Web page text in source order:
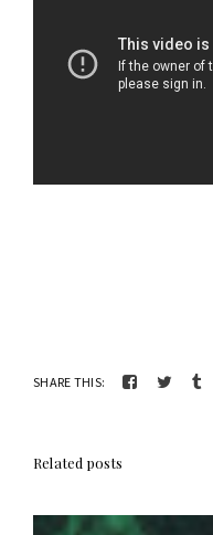
SHARE THIS:
Related posts